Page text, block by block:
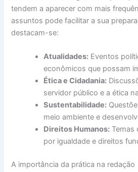
tendem a aparecer com mais
assuntos pode facilitar a sua
destacam-se:
Atualidades: Eventos
econômicos que possam
Ética e Cidadania:
servidor público e a ética
Sustentabilidade:
meio ambiente e
Direitos Humanos: Temas
por igualdade e direitos
A importância da prática na redação